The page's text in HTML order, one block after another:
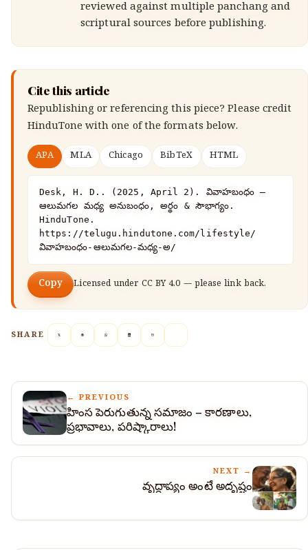
reviewed against multiple panchang and
scriptural sources before publishing.
Cite this article
Republishing or referencing this piece? Please credit
HinduTone with one of the formats below.
APA MLA Chicago BibTeX HTML
Desk, H. D.. (2025, April 2). వివాహబంధం –
ఆలుమగల మధ్య అనుబంధం, అర్థం & సౌభాగ్యం.
HinduTone.
https://telugu.hindutone.com/lifestyle/
వివాహబంధం-ఆలుమగల-మధ్య-అ/
Copy Licensed under CC BY 4.0 — please link back.
SHARE
← PREVIOUS
హింస పెరుగుతున్న సమాజం – కారణాలు,
ప్రభావాలు, పరిష్కారాలు!
NEXT →
వృద్ధాప్యం అంటే అదృష్టం